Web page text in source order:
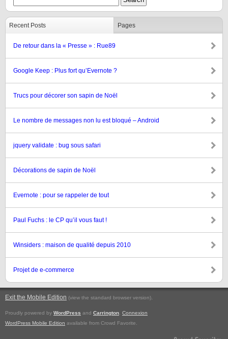
Recent Posts Pages
De retour dans la « Presse » : Rue89
Google Keep : Plus fort qu’Evernote ?
Trucs pour décorer son sapin de Noël
Le nombre de messages non lu est bloqué – Android
jquery validate : bug sous safari
Décorations de sapin de Noël
Evernote : pour se rappeler de tout
Paul Fuchs : le CP qu’il vous faut !
Winsiders : maison de qualité depuis 2010
Projet de e-commerce
Exit the Mobile Edition (view the standard browser version).
Proudly powered by WordPress and Carrington Connexion
WordPress Mobile Edition available from Crowd Favorite.